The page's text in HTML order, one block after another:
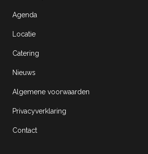
Agenda
Locatie
Catering
Nieuws
Algemene voorwaarden
Privacyverklaring
Contact